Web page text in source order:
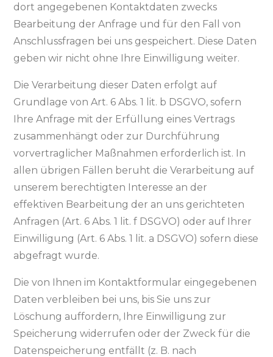
dort angegebenen Kontaktdaten zwecks
Bearbeitung der Anfrage und für den Fall von
Anschlussfragen bei uns gespeichert. Diese Daten
geben wir nicht ohne Ihre Einwilligung weiter.
Die Verarbeitung dieser Daten erfolgt auf
Grundlage von Art. 6 Abs. 1 lit. b DSGVO, sofern
Ihre Anfrage mit der Erfüllung eines Vertrags
zusammenhängt oder zur Durchführung
vorvertraglicher Maßnahmen erforderlich ist. In
allen übrigen Fällen beruht die Verarbeitung auf
unserem berechtigten Interesse an der
effektiven Bearbeitung der an uns gerichteten
Anfragen (Art. 6 Abs. 1 lit. f DSGVO) oder auf Ihrer
Einwilligung (Art. 6 Abs. 1 lit. a DSGVO) sofern diese
abgefragt wurde.
Die von Ihnen im Kontaktformular eingegebenen
Daten verbleiben bei uns, bis Sie uns zur
Löschung auffordern, Ihre Einwilligung zur
Speicherung widerrufen oder der Zweck für die
Datenspeicherung entfällt (z. B. nach